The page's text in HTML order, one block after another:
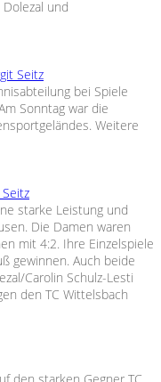
und
Seitz
bei Spiele
Sonntag war die
Weitere
starke Leistung und
Die Damen waren
mit 4:2. Ihre Einzelspiele
gewinnen. Auch beide
Carolin Schulz-Lesti
den TC Wittelsbach